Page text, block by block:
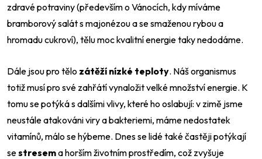
zdravé potraviny (především o Vánocích, kdy míváme
bramborový salát s majonézou a se smaženou rybou a
hromadu cukroví), tělu moc kvalitní energie taky nedodáme.
Dále jsou pro tělo zátěží nízké teploty. Náš organismus
totiž musí pro své zahřátí vynaložit velké množství energie. K
tomu se potýká s dalšími vlivy, které ho oslabují: v zimě jsme
neustále atakováni viry a bakteriemi, máme nedostatek
vitamínů, málo se hýbeme. Dnes se lidé také častěji potýkají
sestresema horším životním prostředím, což zvyšuje